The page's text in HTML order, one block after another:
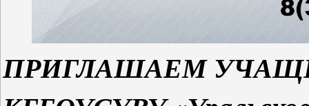
ПРИГЛАШАЕМ